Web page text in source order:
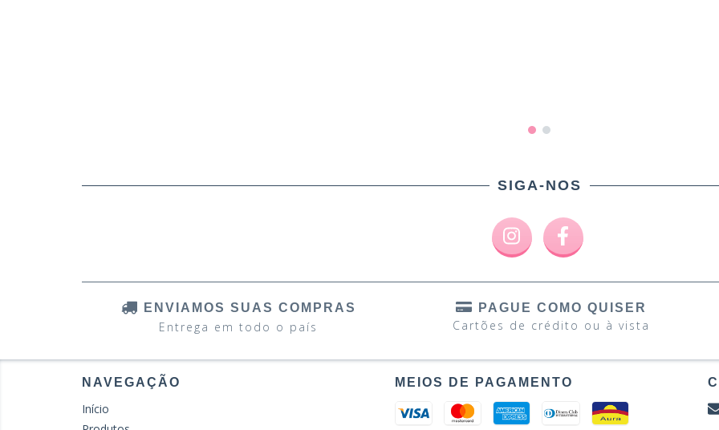
SIGA-NOS
ENVIAMOS SUAS COMPRAS
Entrega em todo o país
PAGUE COMO QUISER
Cartões de crédito ou à vista
NAVEGAÇÃO
Início
MEIOS DE PAGAMENTO